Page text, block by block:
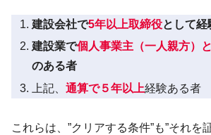
建設会社で5年以上取締役として
建設業で個人事業主（一人親方）
のある者
上記、通算で５年以上経験ある者
これらは、”クリアする条件”も”それを